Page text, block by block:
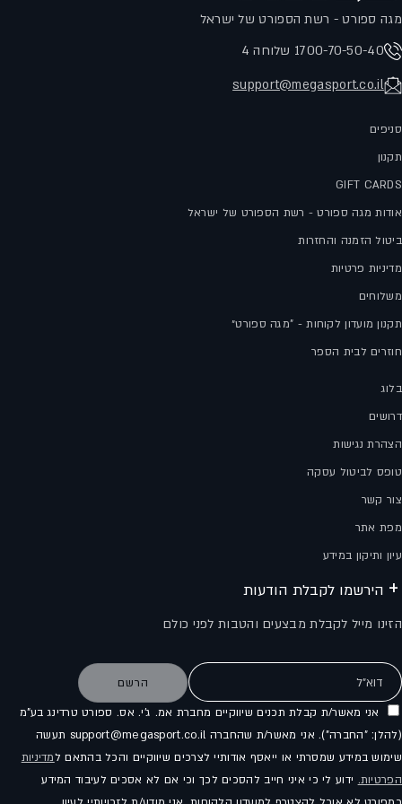
מגה ספורט - רשת הספורט של ישראל
1700-70-50-40 שלוחה 4
support@megasport.co.il
סניפים
תקנון
GIFT CARDS
אודות מגה ספורט - רשת הספורט של ישראל
ביטול הזמנה והחזרות
מדיניות פרטיות
משלוחים
תקנון מועדון לקוחות - "מגה ספורט״
חוזרים לבית הספר
בלוג
דרושים
הצהרת נגישות
טופס לביטול עסקה
צור קשר
מפת אתר
עיון ותיקון במידע
הירשמו לקבלת הודעות
הזינו מייל לקבלת מבצעים והטבות לפני כולם
דוא"ל הרשם
אני מאשר/ת קבלת תכנים שיווקיים מחברת אמ. ג'י. אס. ספורט טרדינג בע"מ
(להלן: "החברה"). אני מאשר/ת שהחברה support@megasport.co.il תעשה
שימוש במידע שמסרתי או ייאסף אודותיי לצרכים שיווקיים והכל בהתאם למדיניות
הפרטיות. ידוע לי כי איני חייב להסכים לכך וכי אם לא אסכים לעיבוד המידע